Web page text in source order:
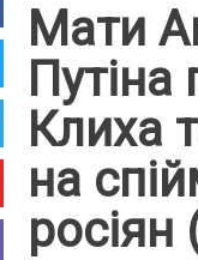
Мати
Клиха
на